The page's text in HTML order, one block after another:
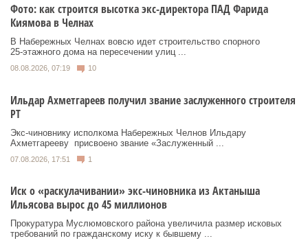
Фото: как строится высотка экс-директора ПАД Фарида
Киямова в Челнах
В Набережных Челнах вовсю идет строительство спорного
25‑этажного дома на пересечении улиц ...
08.08.2026, 07:19 10
Ильдар Ахметгареев получил звание заслуженного строителя
РТ
Экс‑чиновнику исполкома Набережных Челнов Ильдару
Ахметгарееву присвоено звание «Заслуженный ...
07.08.2026, 17:51 1
Иск о «раскулачивании» экс-чиновника из Актаныша
Ильясова вырос до 45 миллионов
Прокуратура Муслюмовского района увеличила размер исковых
требований по гражданскому иску к бывшему ...